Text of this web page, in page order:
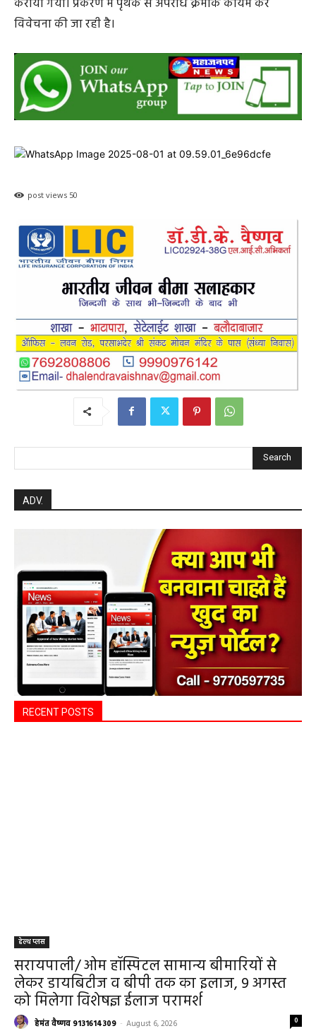
कराया गया। प्रकरण में पृथक से अपराध क्रमांक कायम कर
विवेचना की जा रही है।
post views 50
Search
ADV.
RECENT POSTS
हेल्थ प्लस
सरायपाली/ ओम हॉस्पिटल सामान्य बीमारियों से
लेकर डायबिटीज व बीपी तक का इलाज, 9 अगस्त
को मिलेगा विशेषज्ञ ईलाज परामर्श
हेमंत वैष्णव 9131614309 - August 6, 2026 0